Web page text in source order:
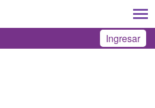
Ingresar